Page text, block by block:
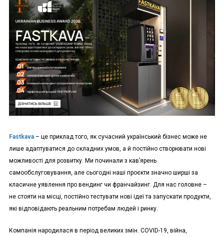
Fastkava – це приклад того, як сучасний український бізнес може не
лише адаптуватися до складних умов, а й постійно створювати нові
можливості для розвитку. Ми починали з кавʼярень
самообслуговування, але сьогодні наші проєкти значно ширші за
класичне уявлення про вендинг чи франчайзинг. Для нас головне –
не стояти на місці, постійно тестувати нові ідеї та запускати продукти,
які відповідають реальним потребам людей і ринку.
Компанія народилася в період великих змін. COVID-19, війна,